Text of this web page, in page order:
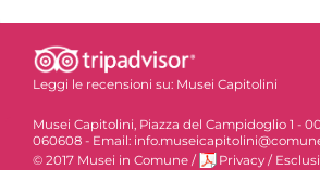
Leggi le recensioni su: Musei Capitolini
Musei Capitolini, Piazza del Campidoglio 1 -
060608 - Email:
© 2017 Musei in Comune / Privacy /